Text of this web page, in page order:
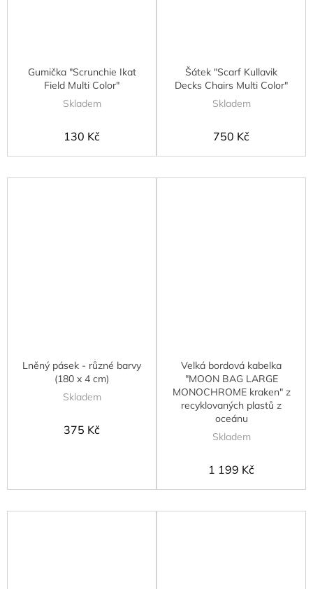
Gumička "Scrunchie Ikat
Field Multi Color"
Skladem
130 Kč
Šátek "Scarf Kullavik
Decks Chairs Multi Color"
Skladem
750 Kč
Lněný pásek - různé barvy
(180 x 4 cm)
Skladem
375 Kč
Velká bordová kabelka
"MOON BAG LARGE
MONOCHROME kraken" z
recyklovaných plastů z
oceánu
Skladem
1 199 Kč